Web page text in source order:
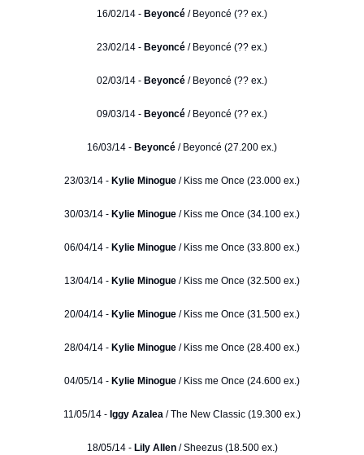
16/02/14 - Beyoncé / Beyoncé (?? ex.)
23/02/14 - Beyoncé / Beyoncé (?? ex.)
02/03/14 - Beyoncé / Beyoncé (?? ex.)
09/03/14 - Beyoncé / Beyoncé (?? ex.)
16/03/14 - Beyoncé / Beyoncé (27.200 ex.)
23/03/14 - Kylie Minogue / Kiss me Once (23.000 ex.)
30/03/14 - Kylie Minogue / Kiss me Once (34.100 ex.)
06/04/14 - Kylie Minogue / Kiss me Once (33.800 ex.)
13/04/14 - Kylie Minogue / Kiss me Once (32.500 ex.)
20/04/14 - Kylie Minogue / Kiss me Once (31.500 ex.)
28/04/14 - Kylie Minogue / Kiss me Once (28.400 ex.)
04/05/14 - Kylie Minogue / Kiss me Once (24.600 ex.)
11/05/14 - Iggy Azalea / The New Classic (19.300 ex.)
18/05/14 - Lily Allen/ Sheezus (18.500 ex.)